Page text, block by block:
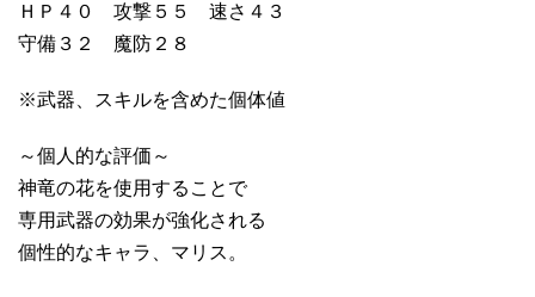
ＨＰ４０ 攻撃５５ 速さ４３
守備３２ 魔防２８
※武器、スキルを含めた個体値
～個人的な評価～
神竜の花を使用することで
専用武器の効果が強化される
個性的なキャラ、マリス。